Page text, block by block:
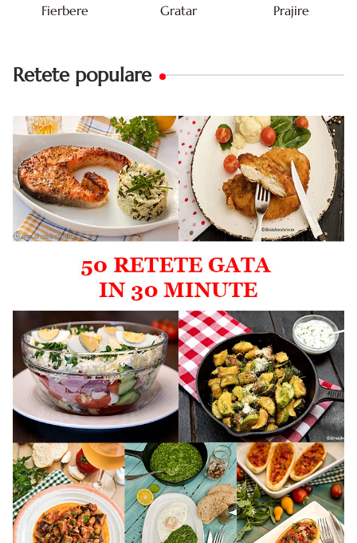
Fierbere Gratar Prajire
Retete populare